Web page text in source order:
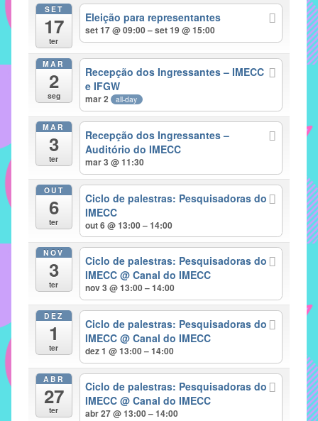
como
atribuição
implementar
mecanismos
proporcionem
fortalecimento
sociais
profissionais
alunos,
professores
pacificadoras
SET
17
ter
Eleição para representantes
set 17 @ 09:00 – set 19 @ 15:00
MAR
2
seg
Recepção dos Ingressantes – IMECC
e IFGW
mar 2 all-day
MAR
3
ter
Recepção dos Ingressantes –
Auditório do IMECC
mar 3 @ 11:30
OUT
6
ter
Ciclo de palestras: Pesquisadoras do
IMECC
out 6 @ 13:00 – 14:00
NOV
3
ter
Ciclo de palestras: Pesquisadoras do
IMECC@ Canal do IMECC
nov 3 @ 13:00 – 14:00
DEZ
1
ter
Ciclo de palestras: Pesquisadoras do
IMECC@ Canal do IMECC
dez 1 @ 13:00 – 14:00
ABR
27
ter
Ciclo de palestras: Pesquisadoras do
IMECC@ Canal do IMECC
abr 27 @ 13:00 – 14:00